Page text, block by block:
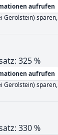
aufrufen
Gerolstein) sparen,
325 %
aufrufen
Gerolstein) sparen,
330 %